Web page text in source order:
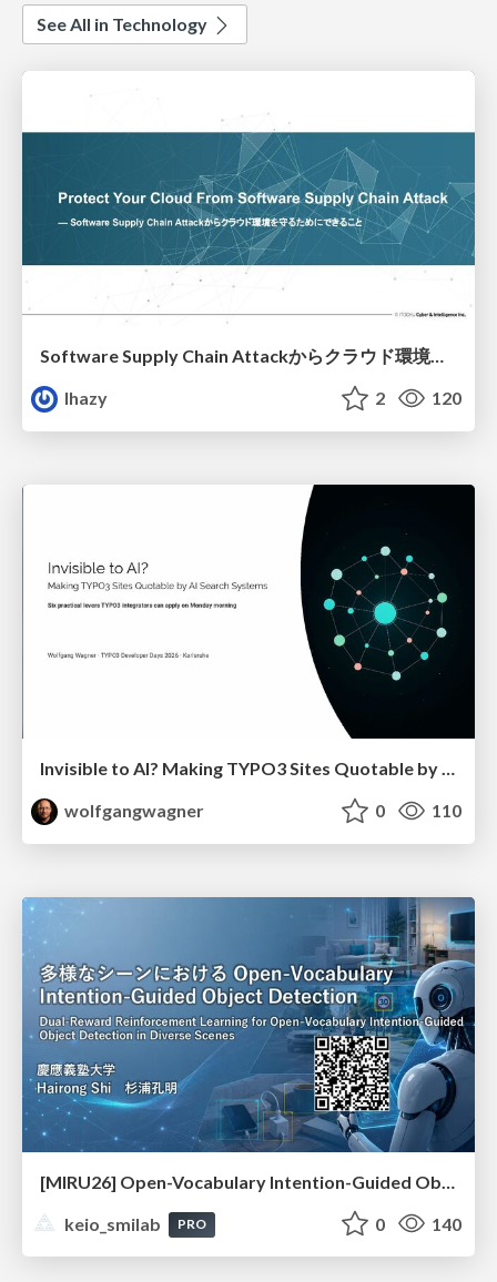
See All in Technology
lhazy
2 120
Invisible to AI? Making TYPO3 Sites Quotable by AI Search Systems
wolfgangwagner
0 110
keio_smilab
PRO 0 140